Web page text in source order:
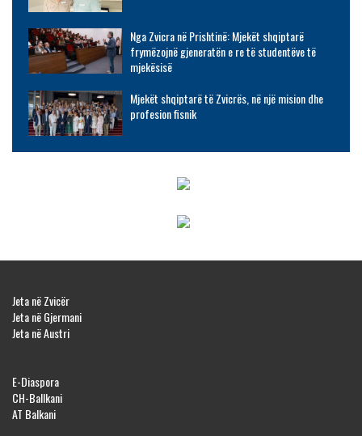
Nga Zvicra në Prishtinë: Mjekët shqiptarë
frymëzojnë gjeneratën e re të studentëve të
mjekësisë
Mjekët shqiptarë të Zvicrës, në një mision dhe
profesion fisnik
Jeta në Zvicër
Jeta në Gjermani
Jeta në Austri
E-Diaspora
CH-Ballkani
AT Balkani